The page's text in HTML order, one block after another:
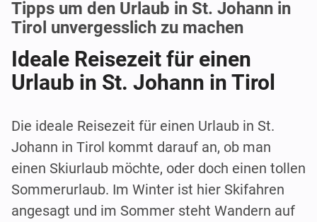
Tipps um den Urlaub in St. Johann in
Tirol unvergesslich zu machen
Ideale Reisezeit für einen
Urlaub in St. Johann in Tirol
Die ideale Reisezeit für einen Urlaub in St.
Johann in Tirol kommt darauf an, ob man
einen Skiurlaub möchte, oder doch einen tollen
Sommerurlaub. Im Winter ist hier Skifahren
angesagt und im Sommer steht Wandern auf